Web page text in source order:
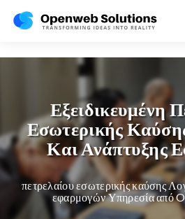
Εξειδικευμένη
Εσωτερικής
Και Ανάπτυξης
πετρελαίου εσωτερικής καύσης
εφαρμογών Υπηρεσία από